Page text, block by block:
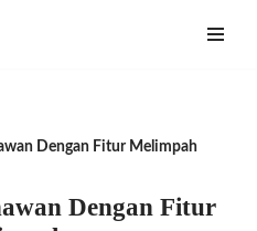
Dengan Fitur Melimpah
Dengan Fitur